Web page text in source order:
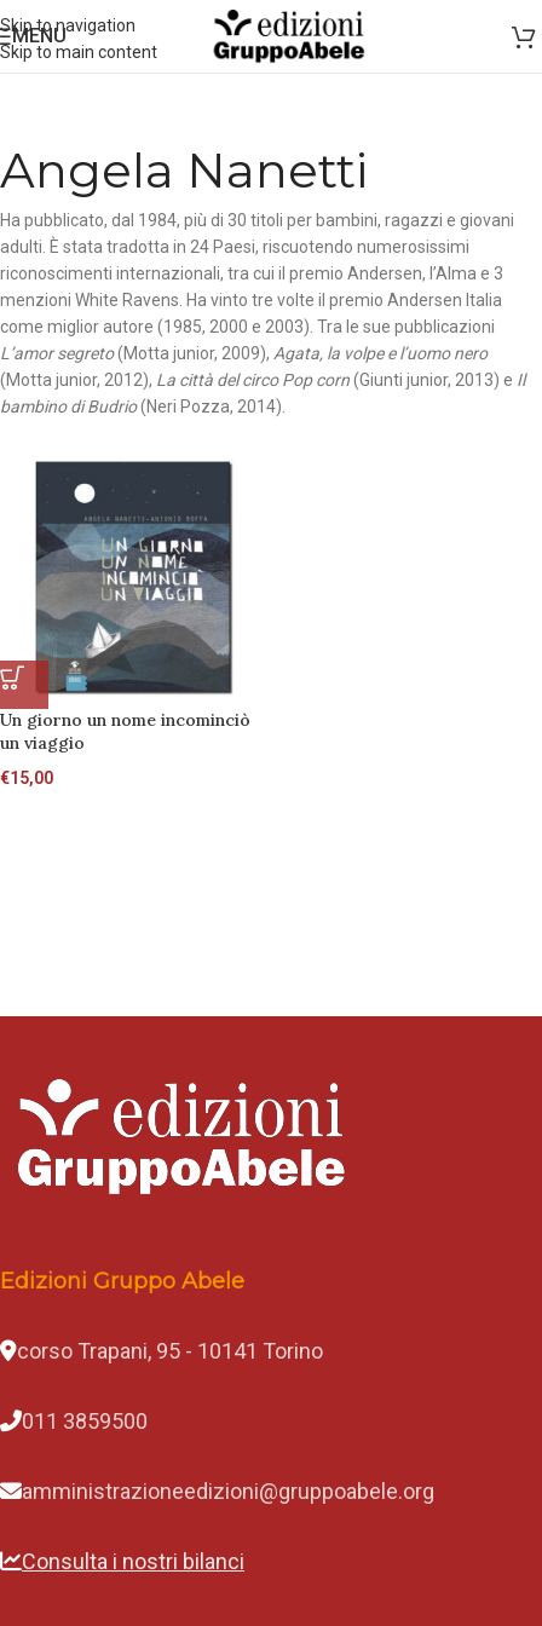
Skip to navigation
Skip to main content
MENU
Angela Nanetti
Ha pubblicato, dal 1984, più di 30 titoli per bambini, ragazzi e giovani
adulti. È stata tradotta in 24 Paesi, riscuotendo numerosissimi
riconoscimenti internazionali, tra cui il premio Andersen, l’Alma e 3
menzioni White Ravens. Ha vinto tre volte il premio Andersen Italia
come miglior autore (1985, 2000 e 2003). Tra le sue pubblicazioni
L’amor segreto(Motta junior, 2009), Agata, la volpe e l’uomo nero
(Motta junior, 2012), La città del circo Pop corn(Giunti junior, 2013) e Il
bambino di Budrio(Neri Pozza, 2014).
Un giorno un nome incominciò
un viaggio
€15,00
Edizioni Gruppo Abele
corso Trapani, 95 - 10141 Torino
011 3859500
amministrazioneedizioni@gruppoabele.org
Consulta i nostri bilanci